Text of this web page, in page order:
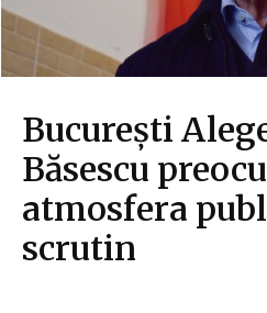
București
Băsescu
atmosfera
scrutin